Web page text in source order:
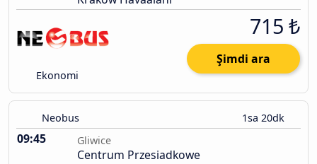
Ekonomi
715 ₺
Şimdi ara
Neobus 1sa 20dk
09:45 Gliwice
Centrum Przesiadkowe